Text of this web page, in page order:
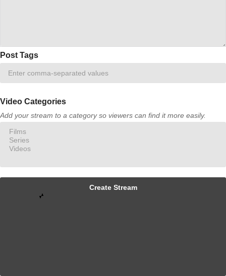
Post Tags
Video Categories
Add your stream to a category so viewers can find it more easily.
Create Stream